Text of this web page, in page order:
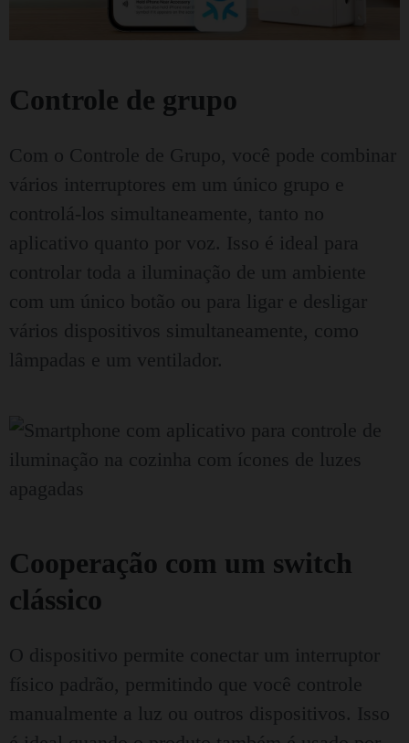
Controle de grupo
Com o Controle de Grupo, você pode combinar
vários interruptores em um único grupo e
controlá-los simultaneamente, tanto no
aplicativo quanto por voz. Isso é ideal para
controlar toda a iluminação de um ambiente
com um único botão ou para ligar e desligar
vários dispositivos simultaneamente, como
lâmpadas e um ventilador.
Cooperação com um switch
clássico
O dispositivo permite conectar um interruptor
físico padrão, permitindo que você controle
manualmente a luz ou outros dispositivos. Isso